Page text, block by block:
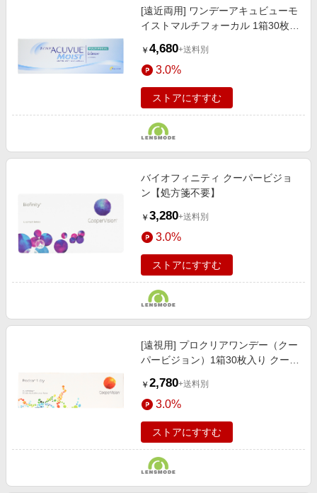
[遠近両用] ワンデーアキュビューモ
イストマルチフォーカル 1箱30枚入
(Johnson&Johnson)
￥ 4,680+送料別
3.0%
ストアにすすむ
バイオフィニティ クーパービジョ
ン【処方箋不要】
￥ 3,280+送料別
3.0%
ストアにすすむ
[遠視用] プロクリアワンデー（クー
パービジョン）1箱30枚入り クーパ
￥ 2,780+送料別
3.0%
ストアにすすむ